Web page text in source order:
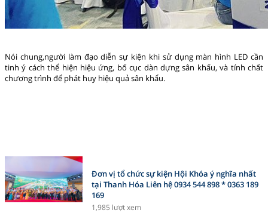
Nói chung,người làm đạo diễn sự kiện khi sử dụng màn hình LED cần
tinh ý cách thể hiện hiệu ứng, bố cục dàn dựng sân khấu, và tính chất
chương trình để phát huy hiệu quả sân khẩu.
Đơn vị tổ chức sự kiện Hội Khóa ý nghĩa nhất
tại Thanh Hóa Liên hệ 0934 544 898 * 0363 189
169
1,985 lượt xem